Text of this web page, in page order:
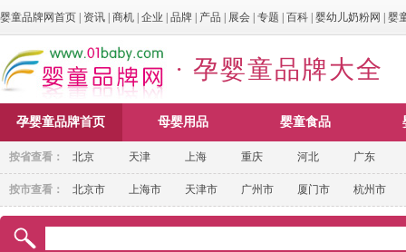
婴童品牌网首页 资讯 商机 企业 品牌 产品 展会 专题 百科 婴幼儿奶粉网 婴
· 孕婴童品牌大全
孕婴童品牌首页 母婴用品 婴童食品
北京 天津 上海 重庆 河北 广东
按省查看：
北京市 上海市 天津市 广州市 厦门市 杭州市
按市查看：